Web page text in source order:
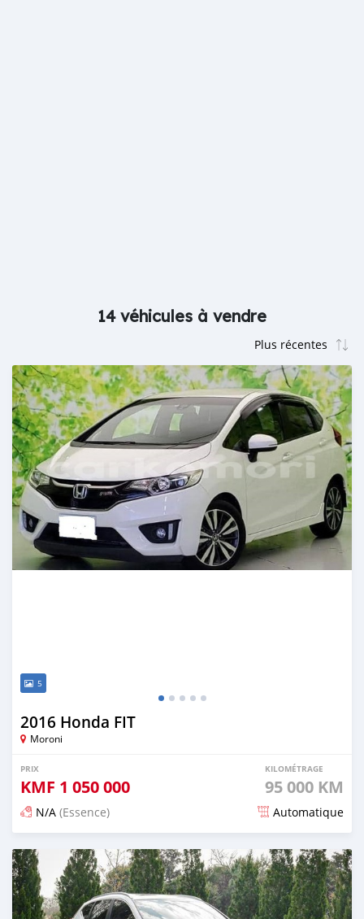
14 véhicules à vendre
5
2016 Honda FIT
Moroni
PRIX
KMF 1 050 000
KILOMÉTRAGE
95 000 KM
N/A (Essence) Automatique
Publié il y a 3 mois